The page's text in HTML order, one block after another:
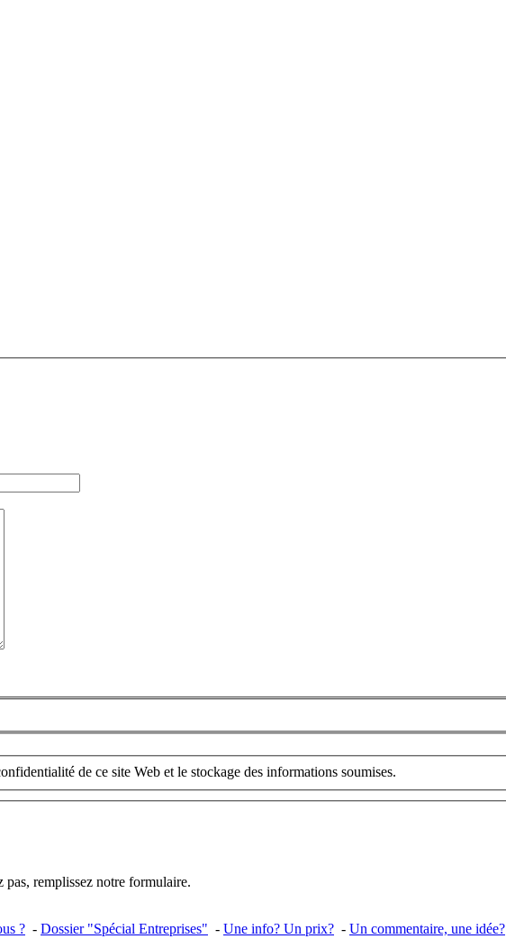
de ce site Web et le stockage des informations soumises.
pas, remplissez notre formulaire.
? - Dossier "Spécial Entreprises" - Une info? Un prix? - Un commentaire, une idée?